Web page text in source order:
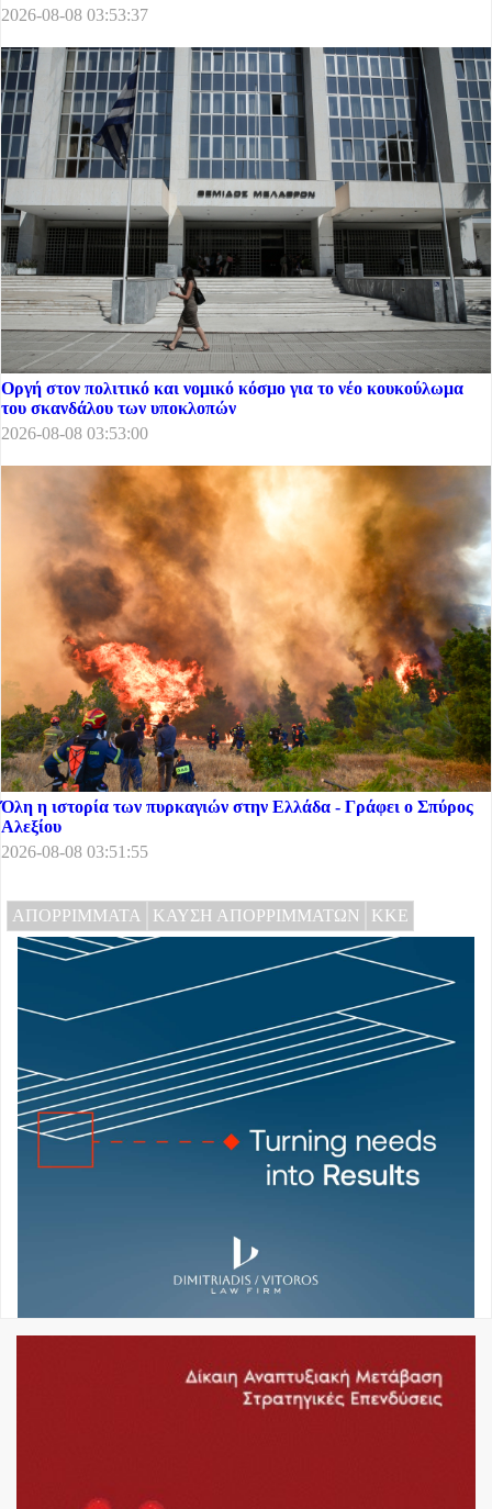
2026-08-08 03:53:37
Οργή στον πολιτικό και νομικό κόσμο για το νέο κουκούλωμα
του σκανδάλου των υποκλοπών
2026-08-08 03:53:00
Όλη η ιστορία των πυρκαγιών στην Ελλάδα - Γράφει ο Σπύρος
Αλεξίου
2026-08-08 03:51:55
ΑΠΟΡΡΙΜΜΑΤΑ ΚΑΥΣΗ ΑΠΟΡΡΙΜΜΑΤΩΝ ΚΚΕ